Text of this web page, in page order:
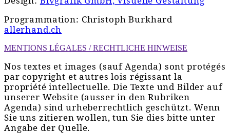
Programmation: Christoph Burkhard
allerhand.ch
MENTIONS LÉGALES / RECHTLICHE HINWEISE
Nos textes et images (sauf Agenda) sont protégés
par copyright et autres lois régissant la
propriété intellectuelle. Die Texte und Bilder auf
unserer Website (ausser in den Rubriken
Agenda) sind urheberrechtlich geschützt. Wenn
Sie uns zitieren wollen, tun Sie dies bitte unter
Angabe der Quelle.